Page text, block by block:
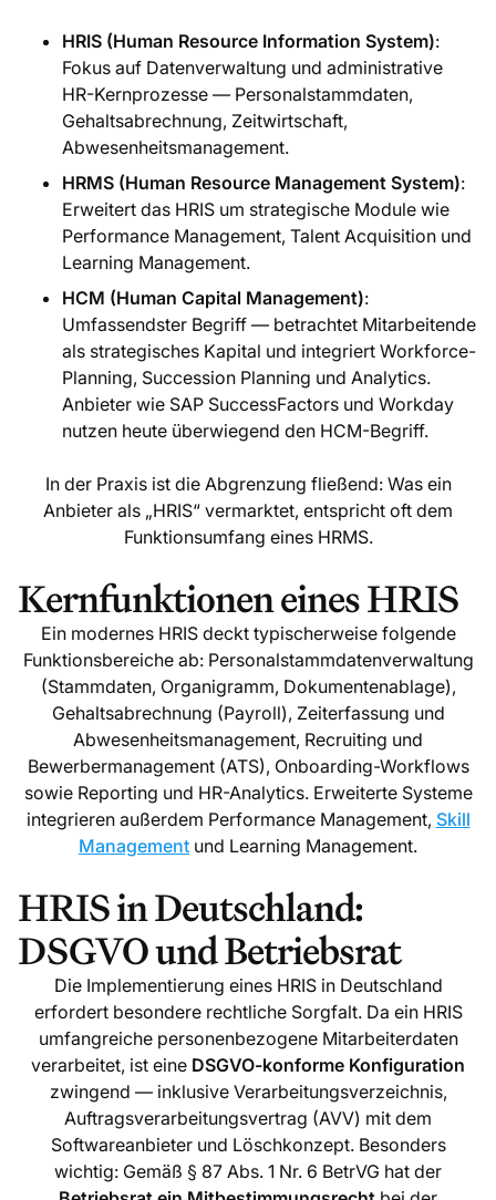
HRIS (Human Resource Information System):
Fokus auf Datenverwaltung und administrative
HR-Kernprozesse — Personalstammdaten,
Gehaltsabrechnung, Zeitwirtschaft,
Abwesenheitsmanagement.
HRMS (Human Resource Management System):
Erweitert das HRIS um strategische Module wie
Performance Management, Talent Acquisition und
Learning Management.
HCM (Human Capital Management):
Umfassendster Begriff — betrachtet Mitarbeitende
als strategisches Kapital und integriert Workforce-
Planning, Succession Planning und Analytics.
Anbieter wie SAP SuccessFactors und Workday
nutzen heute überwiegend den HCM-Begriff.
In der Praxis ist die Abgrenzung fließend: Was ein
Anbieter als „HRIS“ vermarktet, entspricht oft dem
Funktionsumfang eines HRMS.
Kernfunktionen eines HRIS
Ein modernes HRIS deckt typischerweise folgende
Funktionsbereiche ab: Personalstammdatenverwaltung
(Stammdaten, Organigramm, Dokumentenablage),
Gehaltsabrechnung (Payroll), Zeiterfassung und
Abwesenheitsmanagement, Recruiting und
Bewerbermanagement (ATS), Onboarding-Workflows
sowie Reporting und HR-Analytics. Erweiterte Systeme
integrieren außerdem Performance Management, Skill
Management und Learning Management.
HRIS in Deutschland:
DSGVO und Betriebsrat
Die Implementierung eines HRIS in Deutschland
erfordert besondere rechtliche Sorgfalt. Da ein HRIS
umfangreiche personenbezogene Mitarbeiterdaten
verarbeitet, ist eine DSGVO-konforme Konfiguration
zwingend — inklusive Verarbeitungsverzeichnis,
Auftragsverarbeitungsvertrag (AVV) mit dem
Softwareanbieter und Löschkonzept. Besonders
wichtig: Gemäß § 87 Abs. 1 Nr. 6 BetrVG hat der